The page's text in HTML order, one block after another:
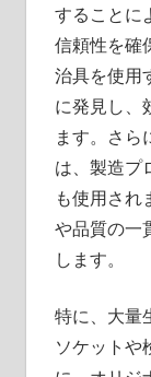
することに
信頼性を確
治具を使用
に発見し、
ます。さら
は、製造プ
も使用され
や品質の一
します。
特に、大量
ソケットや